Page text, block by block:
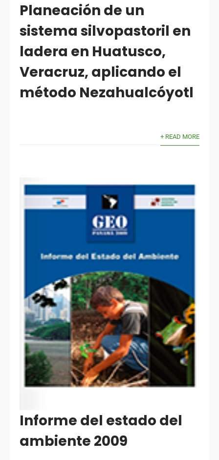
Planeación de un
sistema silvopastoril en
ladera en Huatusco,
Veracruz, aplicando el
método Nezahualcóyotl
+ READ MORE
Informe del estado del
ambiente 2009